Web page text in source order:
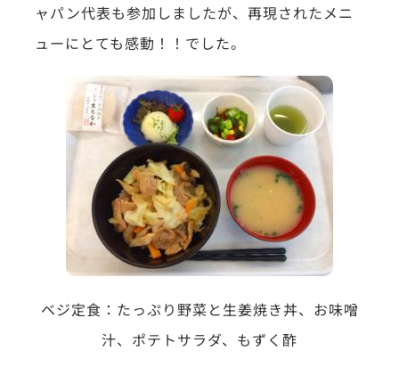
ャパン代表も参加しましたが、再現されたメニ
ューにとても感動！！でした。
ベジ定食：たっぷり野菜と生姜焼き丼、お味噌
汁、ポテトサラダ、もずく酢